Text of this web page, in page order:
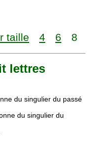
taille 4 6 8
lettres
du singulier du passé
du singulier du